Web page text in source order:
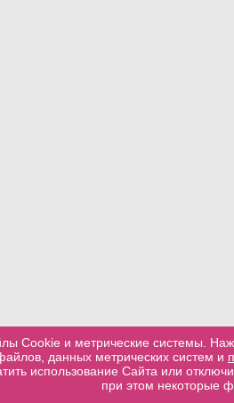
Cookie и метрические системы.
данных метрических систем и
использование Сайта или
при этом некоторые